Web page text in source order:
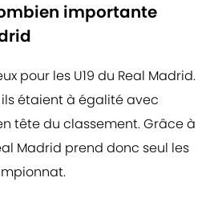
importante
pour les U19 du Real Madrid.
étaient à égalité avec
tête du classement. Grâce à
Madrid prend donc seul les